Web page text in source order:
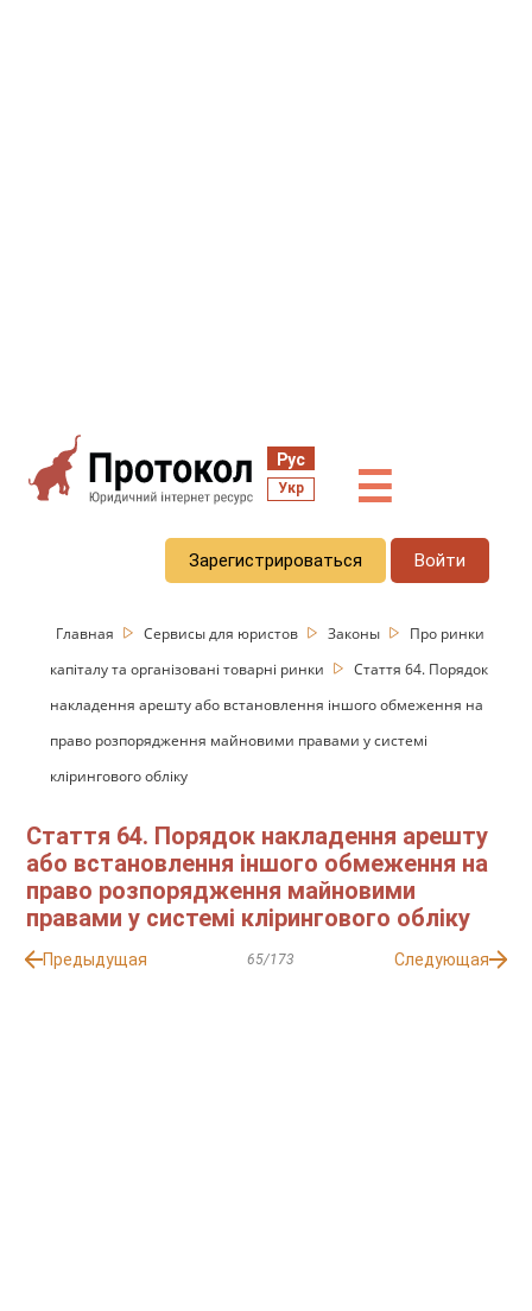
Рус
Укр ☰
Зарегистрироваться Войти
Главная Сервисы для юристов Законы
Про ринки
капіталу та організовані товарні ринки
Стаття 64. Порядок
накладення арешту або встановлення іншого обмеження на
право розпорядження майновими правами у системі
клірингового обліку
Стаття 64. Порядок накладення арешту
або встановлення іншого обмеження на
право розпорядження майновими
правами у системі клірингового обліку
Предыдущая 65/173 Следующая